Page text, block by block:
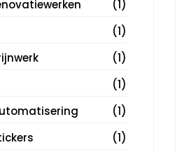
(1)
(1)
(1)
(1)
(1)
(1)